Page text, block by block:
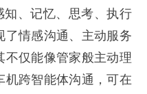
知、记忆、思考、执行
了情感沟通、主动服务
不仅能像管家般主动理
机跨智能体沟通，可在